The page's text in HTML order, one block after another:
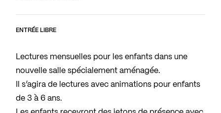
ENTRÉE LIBRE
Lectures mensuelles pour les enfants dans une
nouvelle salle spécialement aménagée.
Il s’agira de lectures avec animations pour enfants
de 3 à 6 ans.